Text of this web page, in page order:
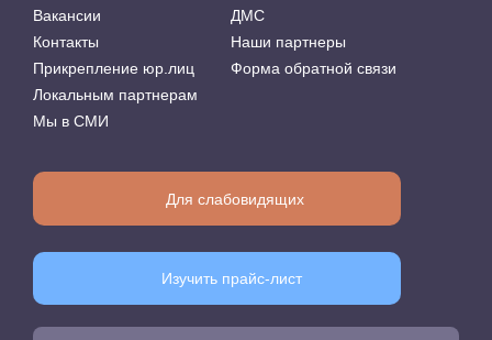
Вакансии
Контакты
Прикрепление юр.лиц
Локальным партнерам
Мы в СМИ
ДМС
Наши партнеры
Форма обратной связи
Для слабовидящих
Изучить прайс-лист